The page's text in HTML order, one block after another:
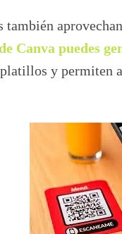
también
Canva puedes
y permiten